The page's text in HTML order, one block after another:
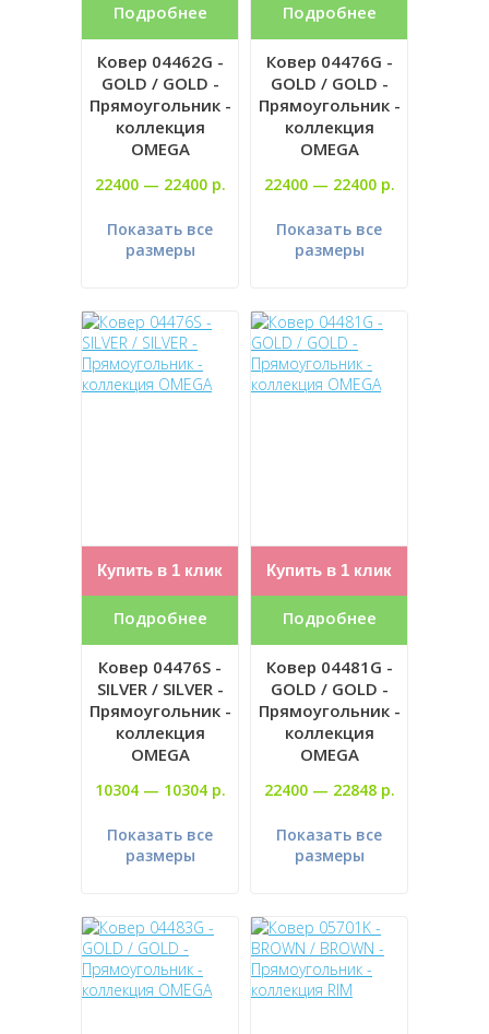
Подробнее
Ковер 04462G -
GOLD / GOLD -
Прямоугольник -
коллекция
OMEGA
22400 — 22400 р.
Показать все
размеры
Подробнее
Ковер 04476G -
GOLD / GOLD -
Прямоугольник -
коллекция
OMEGA
22400 — 22400 р.
Показать все
размеры
Купить в 1 клик
Подробнее
Ковер 04476S -
SILVER / SILVER -
Прямоугольник -
коллекция
OMEGA
10304 — 10304 р.
Показать все
размеры
Купить в 1 клик
Подробнее
Ковер 04481G -
GOLD / GOLD -
Прямоугольник -
коллекция
OMEGA
22400 — 22848 р.
Показать все
размеры